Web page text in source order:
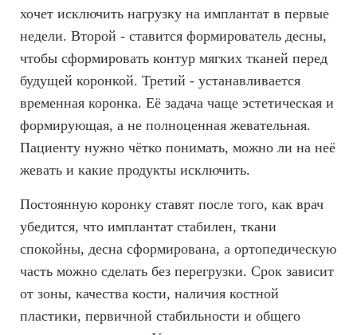
хочет исключить нагрузку на имплантат в первые
недели. Второй - ставится формирователь десны,
чтобы сформировать контур мягких тканей перед
будущей коронкой. Третий - устанавливается
временная коронка. Её задача чаще эстетическая и
формирующая, а не полноценная жевательная.
Пациенту нужно чётко понимать, можно ли на неё
жевать и какие продукты исключить.
Постоянную коронку ставят после того, как врач
убедится, что имплантат стабилен, ткани
спокойны, десна сформирована, а ортопедическую
часть можно сделать без перегрузки. Срок зависит
от зоны, качества кости, наличия костной
пластики, первичной стабильности и общего